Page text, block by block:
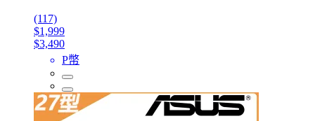
(117)
$1,999
$3,490
P幣